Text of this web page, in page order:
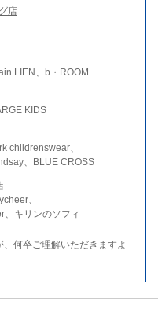
店
LIEN、b・ROOM
KIDS
childrenswear、
、BLUE CROSS
、
キリンのソフィ
何卒ご理解いただきますよ